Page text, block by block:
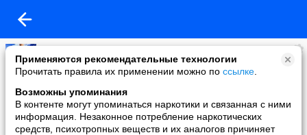
Применяются рекомендательные технологии
Прочитать правила их применении можно по ссылке
Возможны упоминания
В контенте могут упоминаться наркотики и связанная с ними
информация. Незаконное потребление наркотических
средств, психотропных веществ и их аналогов причиняет
Копилочка: все самое интересное,полезное, красивое!!!
added a photo
08 Jun в 23:56